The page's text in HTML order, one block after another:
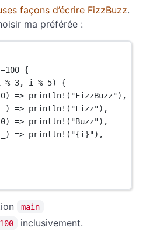
façons d’écrire FizzBuzz.
ma préférée :
100 {
% 3, i % 5) {
0) => println! ( "FizzBuzz"),
=> println! ( "Fizz"),
0) => println! ( "Buzz"),
_) => println! ( "{i}"),
main
100
inclusivement.